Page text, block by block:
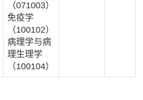
（071003）
免疫学
（100102）
病理学与病
理生理学
（100104）